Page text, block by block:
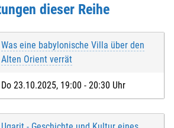
dieser Reihe
Was eine babylonische Villa über den
Alten Orient verrät
Do 23.10.2025, 19:00 - 20:30 Uhr